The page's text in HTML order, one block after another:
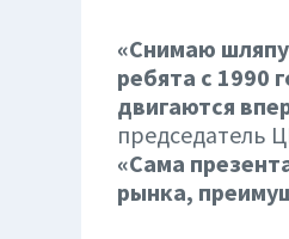
«Снимаю
ребята с 1990
двигаются
председатель
«Сама
рынка,